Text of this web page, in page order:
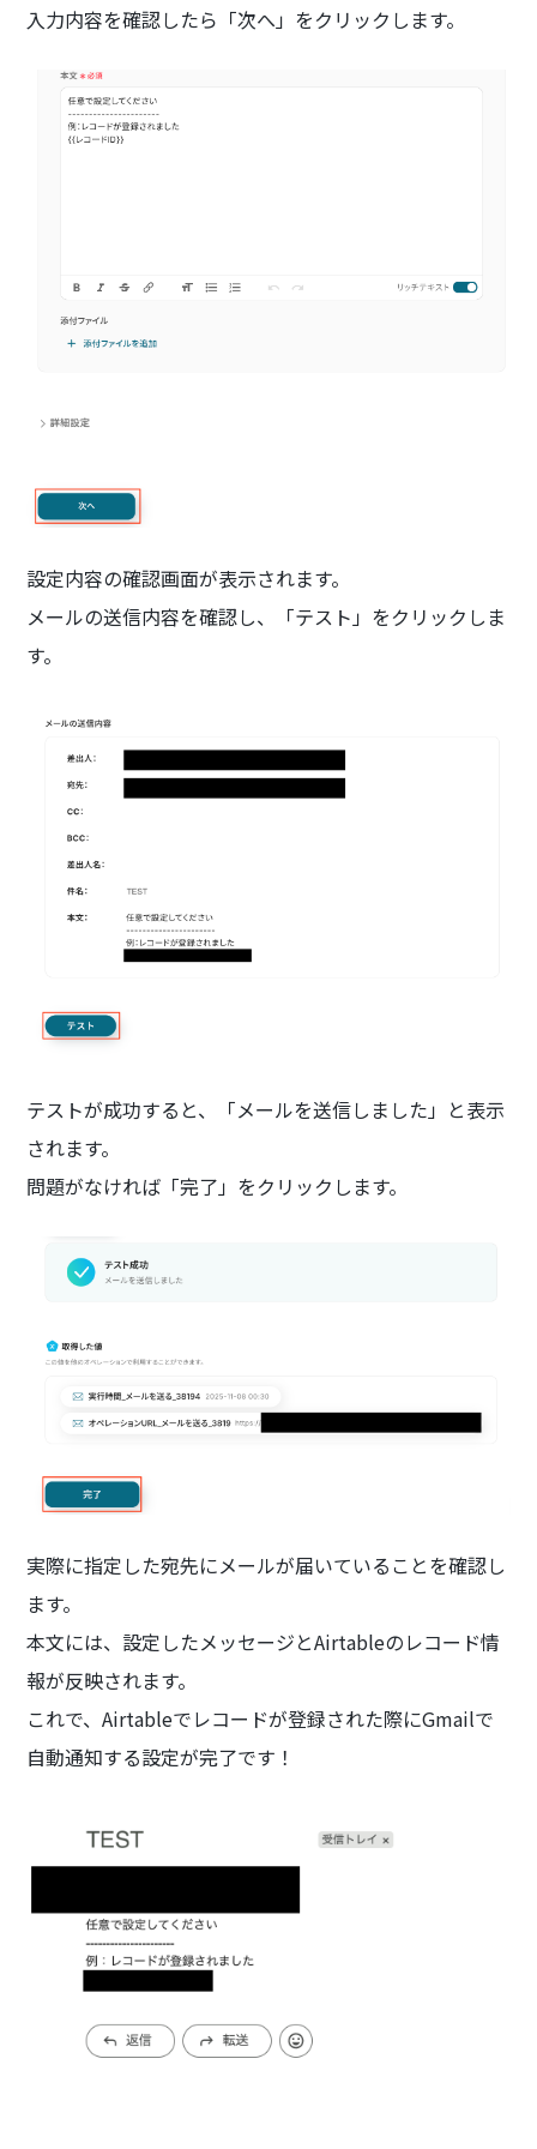
入力内容を確認したら「次へ」をクリックします。
設定内容の確認画面が表示されます。
メールの送信内容を確認し、「テスト」をクリックしま
す。
テストが成功すると、「メールを送信しました」と表示
されます。
問題がなければ「完了」をクリックします。
実際に指定した宛先にメールが届いていることを確認し
ます。
本文には、設定したメッセージとAirtableのレコード情
報が反映されます。
これで、Airtableでレコードが登録された際にGmailで
自動通知する設定が完了です！